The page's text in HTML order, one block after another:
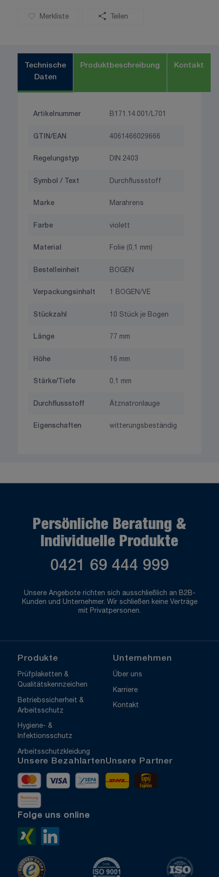
Merkliste Teilen
Technische
Daten
Produktbeschreibung Kontakt
Artikelnummer B171.14.001/L701
GTIN/EAN 4061466029666
Regelungstyp DIN 2403
Symbol / Text Durchflussstoff
Marke Marahrens
Farbe violett
Material Folie (0,1 mm)
Bestelleinheit BOGEN
Verpackungsinhalt 1 BOGEN/VE
Stückzahl 10 Stück je Bogen
Länge 77 mm
Höhe 16 mm
Stärke/Tiefe 0,1 mm
Durchflussstoff Ätznatronlauge
Eigenschaften witterungsbeständig
Persönliche Beratung &
Individuelle Produkte
0421 69 444 999
Unsere Angebote richten sich ausschließlich an B2B-
Kunden und Unternehmer. Wir schließen keine Verträge
mit Privatpersonen.
Produkte
Prüfplaketten &
Qualitätskennzeichen
Betriebssicherheit &
Arbeitsschutz
Hygiene- &
Infektionsschutz
Arbeitsschutzkleidung
Unternehmen
Über uns
Karriere
Kontakt
Unsere Bezahlarten
MastercardVisa Vorkasse
Rechnung
Unsere Partner
DHL
Folge uns online
Xing>
ISO 9001 zertifiziert